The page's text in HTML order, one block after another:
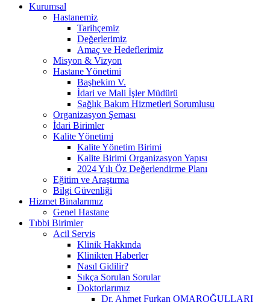
Kurumsal
Hastanemiz
Tarihçemiz
Değerlerimiz
Amaç ve Hedeflerimiz
Misyon & Vizyon
Hastane Yönetimi
Başhekim V.
İdari ve Mali İşler Müdürü
Sağlık Bakım Hizmetleri Sorumlusu
Organizasyon Şeması
İdari Birimler
Kalite Yönetimi
Kalite Yönetim Birimi
Kalite Birimi Organizasyon Yapısı
2024 Yılı Öz Değerlendirme Planı
Eğitim ve Araştırma
Bilgi Güvenliği
Hizmet Binalarımız
Genel Hastane
Tıbbi Birimler
Acil Servis
Klinik Hakkında
Klinikten Haberler
Nasıl Gidilir?
Sıkça Sorulan Sorular
Doktorlarımız
Dr. Ahmet Furkan OMAROĞULLARI